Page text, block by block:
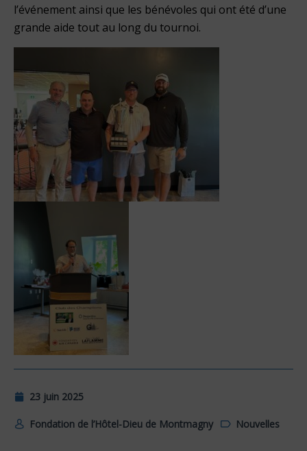
l’événement ainsi que les bénévoles qui ont été d’une
grande aide tout au long du tournoi.
23 juin 2025
Fondation de l’Hôtel-Dieu de Montmagny Nouvelles